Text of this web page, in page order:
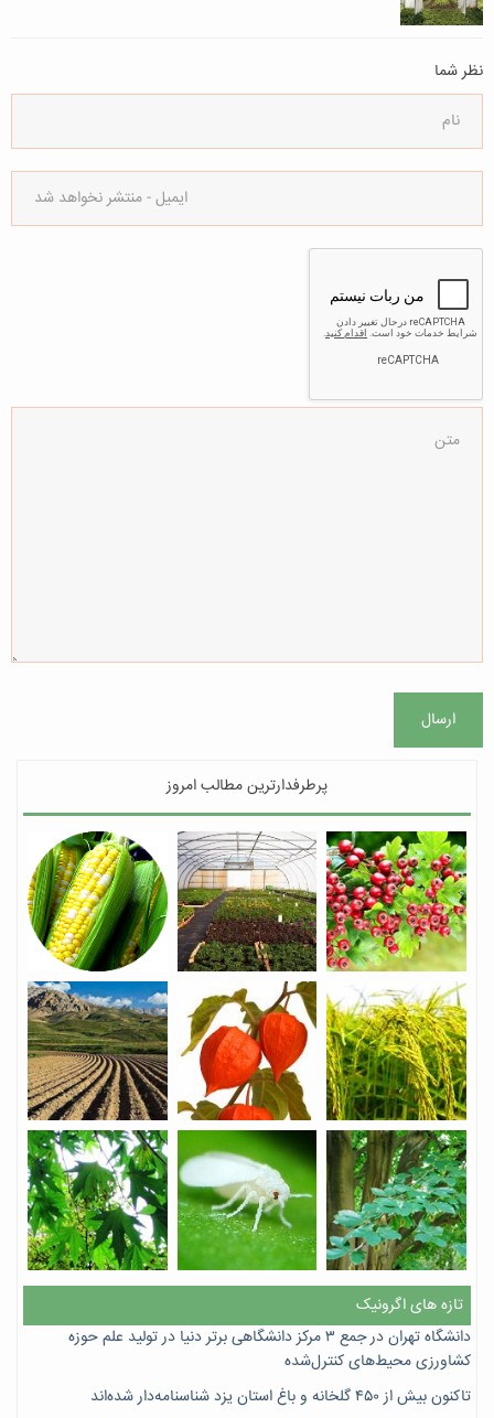
نظر شما
ارسال
پرطرفدارترین مطالب امروز
تازه های اگرونیک
دانشگاه تهران در جمع ۳ مرکز دانشگاهی برتر دنیا در تولید علم حوزه
کشاورزی محیط‌های کنترل‌شده
تاکنون بیش از ۴۵۰ گلخانه و باغ استان یزد شناسنامه‌دار شده‌اند